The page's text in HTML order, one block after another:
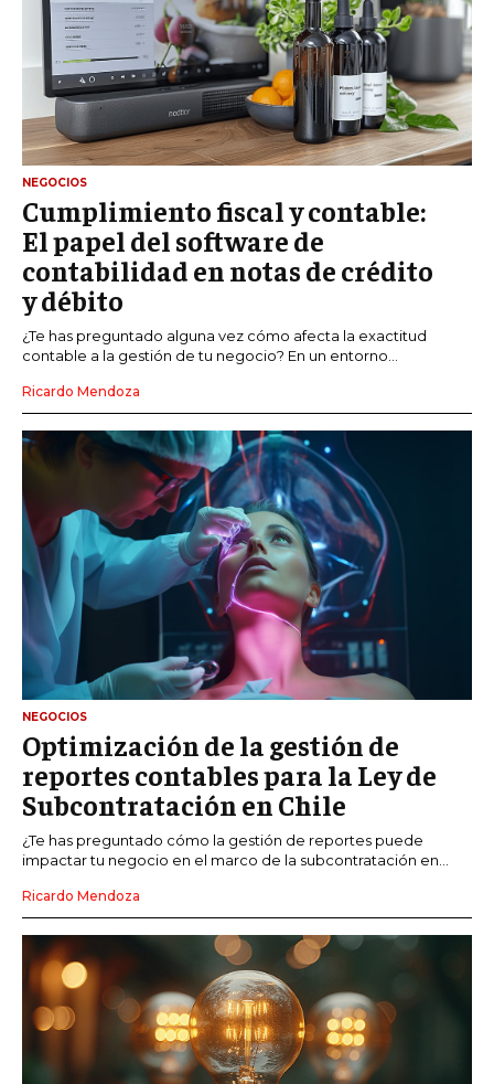
NEGOCIOS
Cumplimiento fiscal y contable:
El papel del software de
contabilidad en notas de crédito
y débito
¿Te has preguntado alguna vez cómo afecta la exactitud
contable a la gestión de tu negocio? En un entorno...
Ricardo Mendoza
NEGOCIOS
Optimización de la gestión de
reportes contables para la Ley de
Subcontratación en Chile
¿Te has preguntado cómo la gestión de reportes puede
impactar tu negocio en el marco de la subcontratación en...
Ricardo Mendoza